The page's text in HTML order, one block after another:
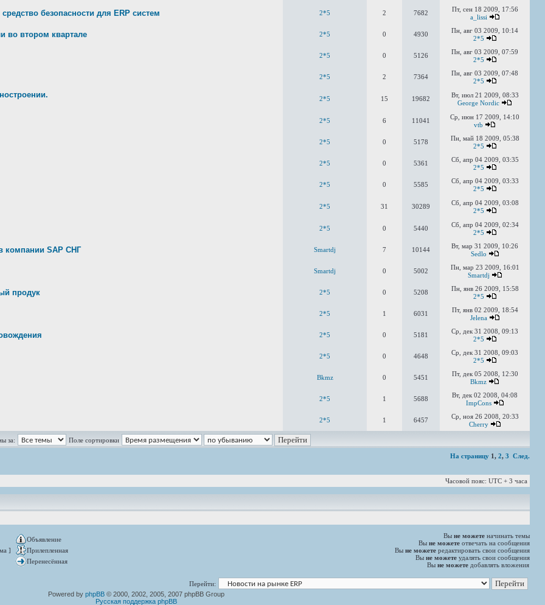
безопасности для ERP систем 2*5 2 7682
Пт, сен 18 2009, 17:56
a_lissi
во втором квартале 2*5 0 4930
Пн, авг 03 2009, 10:14
2*5
2*5 0 5126
Пн, авг 03 2009, 07:59
2*5
2*5 2 7364
Пн, авг 03 2009, 07:48
2*5
2*5 15 19682
Вт, июл 21 2009, 08:33
George Nordic
2*5 6 11041
Ср, июн 17 2009, 14:10
vtb
2*5 0 5178
Пн, май 18 2009, 05:38
2*5
2*5 0 5361
Сб, апр 04 2009, 03:35
2*5
2*5 0 5585
Сб, апр 04 2009, 03:33
2*5
2*5 31 30289
Сб, апр 04 2009, 03:08
2*5
2*5 0 5440
Сб, апр 04 2009, 02:34
2*5
компании SAP СНГ Smartdj 7 10144
Вт, мар 31 2009, 10:26
Sedlo
Smartdj 0 5002
Пн, мар 23 2009, 16:01
Smartdj
продук 2*5 0 5208
Пн, янв 26 2009, 15:58
2*5
2*5 1 6031
Пт, янв 02 2009, 18:54
Jelena
2*5 0 5181
Ср, дек 31 2008, 09:13
2*5
2*5 0 4648
Ср, дек 31 2008, 09:03
2*5
Bkmz 0 5451
Пт, дек 05 2008, 12:30
Bkmz
2*5 1 5688
Вт, дек 02 2008, 04:08
ImpCons
2*5 1 6457
Ср, ноя 26 2008, 20:33
Cherry
за: Поле сортировки
На страницу 1, 2, 3 След.
Часовой пояс: UTC + 3 часа
Объявление
]
Прилепленная
Перенесённая
Вы не можете начинать темы
Вы не можете отвечать на сообщения
Вы не можете редактировать свои сообщения
Вы не можете удалять свои сообщения
Вы не можете добавлять вложения
Перейти:
Powered by phpBB © 2000, 2002, 2005, 2007 phpBB Group
Русская поддержка phpBB